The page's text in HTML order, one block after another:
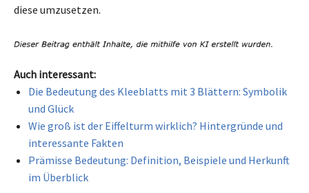
diese umzusetzen.
Auch interessant:
Die Bedeutung des Kleeblatts mit 3 Blättern: Symbolik
und Glück
Wie groß ist der Eiffelturm wirklich? Hintergründe und
interessante Fakten
Prämisse Bedeutung: Definition, Beispiele und Herkunft
im Überblick